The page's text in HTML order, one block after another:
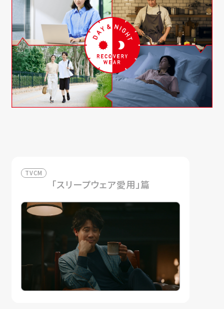
TVCM
「スリープウェア愛用」篇